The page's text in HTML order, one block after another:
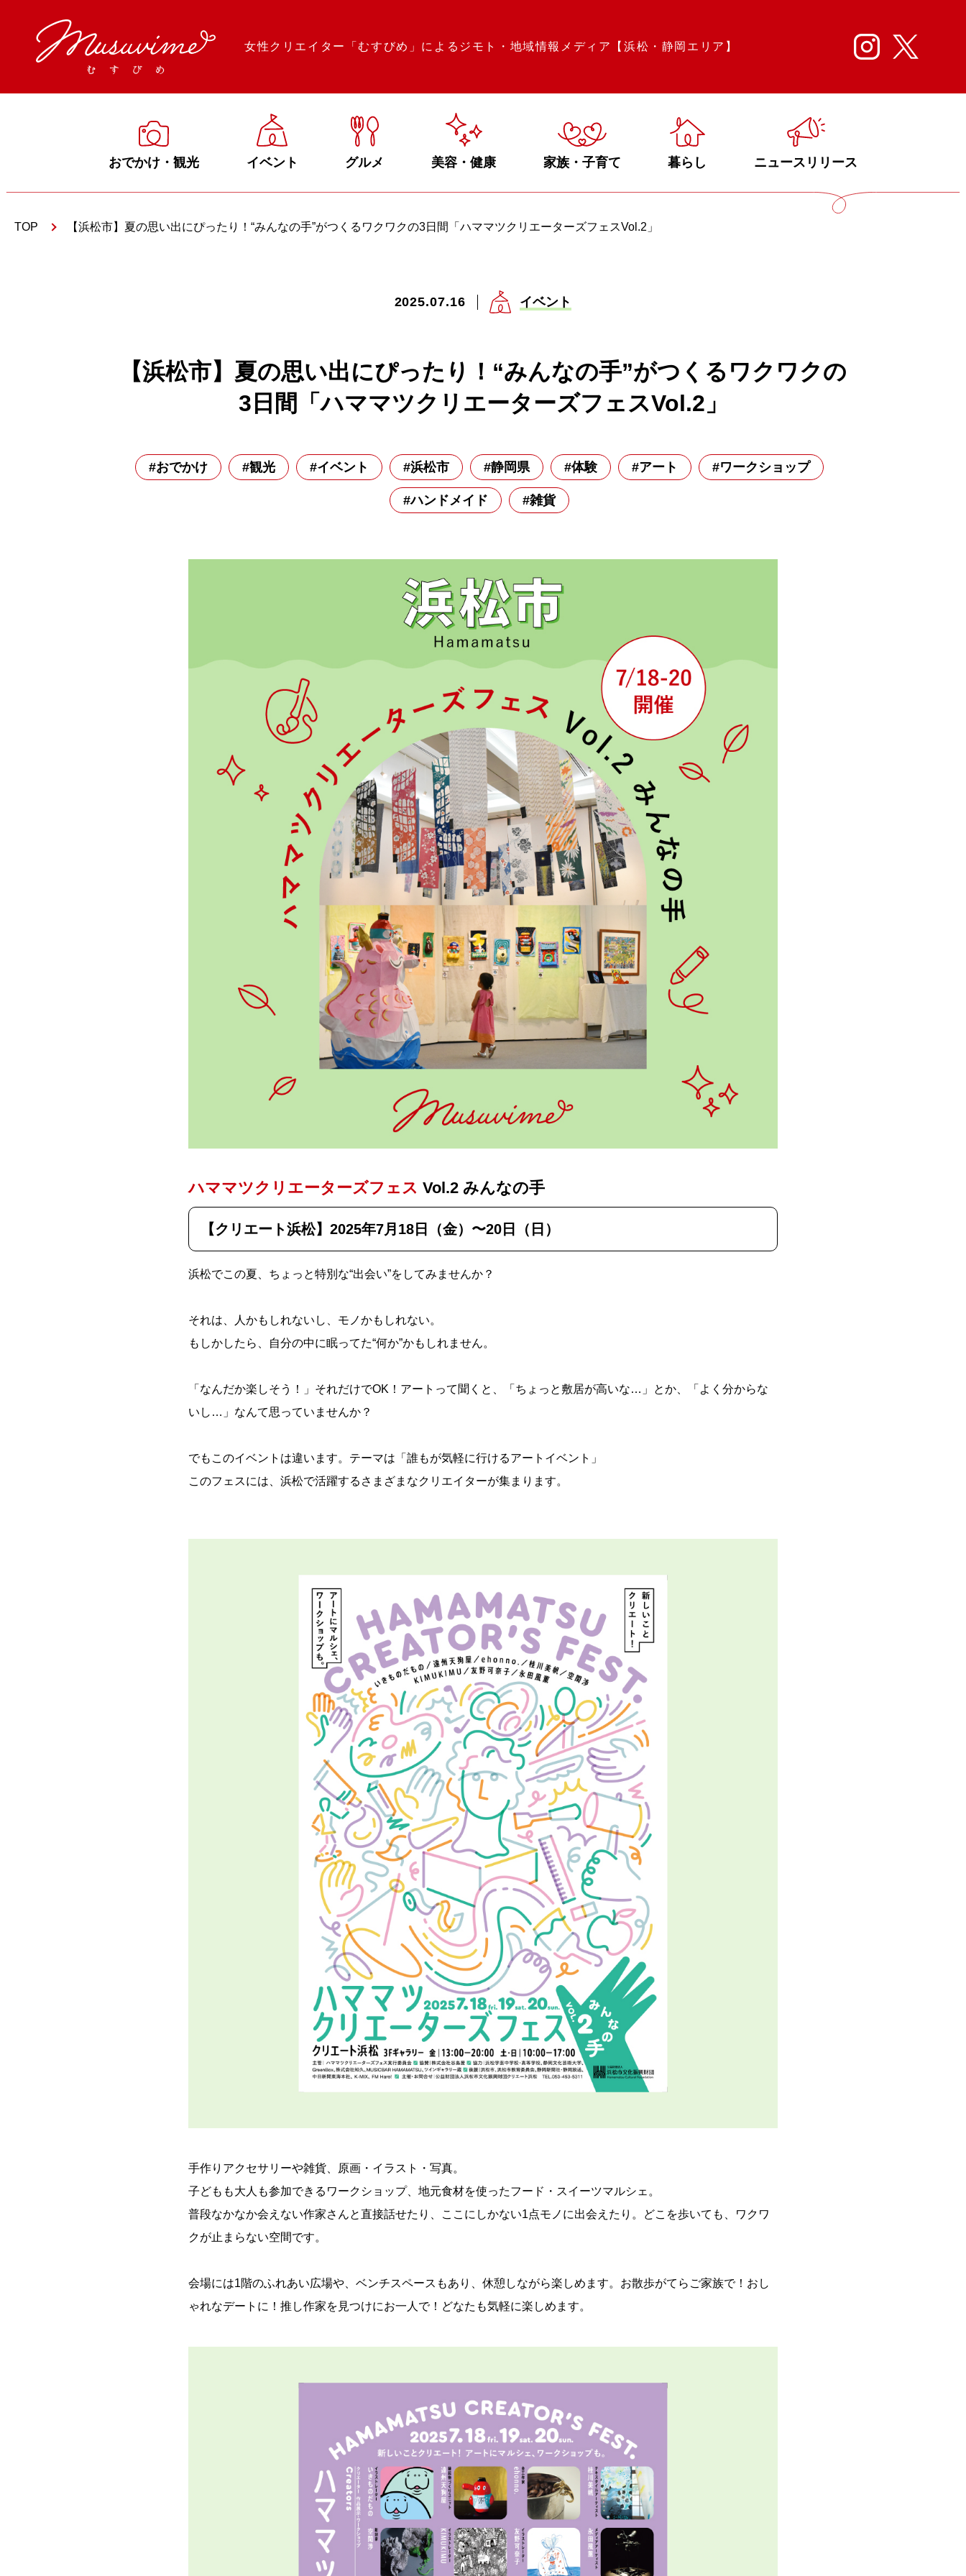
女性クリエイター「むすびめ」によるジモト・地域情報メディア【浜松・静岡エリア】
おでかけ・観光 イベント グルメ 美容・健康 家族・子育て 暮らし ニュースリリース
TOP 【浜松市】夏の思い出にぴったり！“みんなの手”がつくるワクワクの3日間「ハママツクリエーターズフェスVol.2」
2025.07.16 イベント
【浜松市】夏の思い出にぴったり！“みんなの手”がつくるワクワクの
3日間「ハママツクリエーターズフェスVol.2」
#おでかけ #観光 #イベント #浜松市 #静岡県 #体験 #アート #ワークショップ
#ハンドメイド #雑貨
ハママツクリエーターズフェス Vol.2 みんなの手
【クリエート浜松】 2025年7月18日（金）〜20日（日）
浜松でこの夏、ちょっと特別な“出会い”をしてみませんか？
それは、人かもしれないし、モノかもしれない。
もしかしたら、自分の中に眠ってた“何か”かもしれません。
「なんだか楽しそう！」それだけでOK！アートって聞くと、「ちょっと敷居が高いな…」とか、「よく分からな
いし…」なんて思っていませんか？
でもこのイベントは違います。テーマは「誰もが気軽に行けるアートイベント」
このフェスには、浜松で活躍するさまざまなクリエイターが集まります。
手作りアクセサリーや雑貨、原画・イラスト・写真。
子どもも大人も参加できるワークショップ、地元食材を使ったフード・スイーツマルシェ。
普段なかなか会えない作家さんと直接話せたり、ここにしかない1点モノに出会えたり。どこを歩いても、ワクワ
クが止まらない空間です。
会場には1階のふれあい広場や、ベンチスペースもあり、休憩しながら楽しめます。お散歩がてらご家族で！おし
ゃれなデートに！推し作家を見つけにお一人で！どなたも気軽に楽しめます。